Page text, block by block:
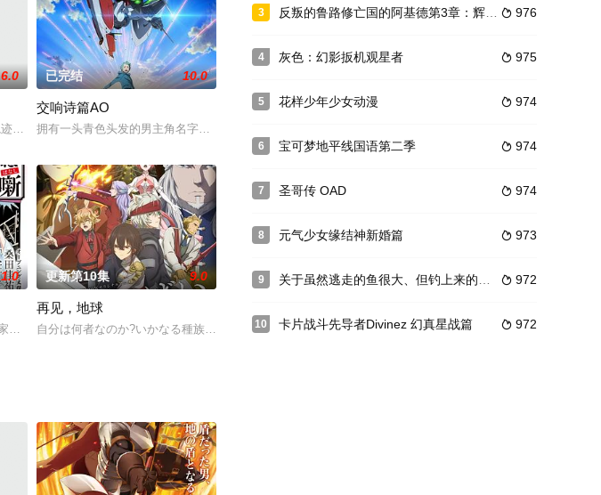
，全身到处都是伤痕
ブームを巻き起こしたストップモーションアニメ「PUI
6.0
》中的艾丝蒂尔、约修亚，同《伊苏》系列的主人公亚鲁特等人，因不明原因被召唤到了异世界“
已完结 10.0
交响诗篇AO
拥有一头青色头发的男主角名字将叫作深井 青(フカイ·アオ，这名字在日语中带有“深青”的意义），是一名13
了史册。失去父亲后，
种子岛高中机器人部，是一个只有两个人的小团体，痴迷
1.0
的父亲，经常在门后偷看父亲练习的模样。然而，父亲参加「真打」晋升测验却遭到无情地逐出师门
更新第10集 9.0
再见，地球
自分は何者なのか?いかなる種族の特徴も持たない孤独な少女ベル。師シアンのもとを離れ、ただ一つ“唸る
3  976
反叛的鲁路修亡国的阿基德第3章：辉芒陨落
4  975
灰色：幻影扳机观星者
5  974
花样少年少女动漫
6  974
宝可梦地平线国语第二季
7  974
圣哥传 OAD
8  973
元气少女缘结神新婚篇
9  972
关于虽然逃走的鱼很大、但钓上来的鱼却太大了这件事
10  972
卡片战斗先导者Divinez 幻真星战篇